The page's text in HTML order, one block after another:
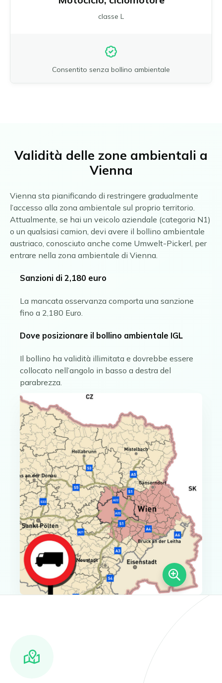
classe L
Consentito senza bollino ambientale
Validità delle zone ambientali a
Vienna
Vienna sta pianificando di restringere gradualmente
l’accesso alla zona ambientale sul proprio territorio.
Attualmente, se hai un veicolo aziendale (categoria N1)
o un qualsiasi camion, devi avere il bollino ambientale
austriaco, conosciuto anche come Umwelt-Pickerl, per
entrare nella zona ambientale di Vienna.
Sanzioni di 2,180 euro
La mancata osservanza comporta una sanzione
fino a 2,180 Euro.
Dove posizionare il bollino ambientale IGL
Il bollino ha validità illimitata e dovrebbe essere
collocato nell’angolo in basso a destra del
parabrezza.